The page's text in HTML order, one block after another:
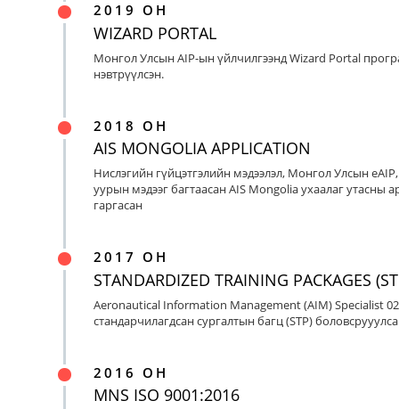
2019 ОН
WIZARD PORTAL
Монгол Улсын AIP-ын үйлчилгээнд Wizard Portal
нэвтрүүлсэн.
2018 ОН
AIS MONGOLIA APPLICATION
Нислэгийн гүйцэтгэлийн мэдээлэл, Монгол Улсын
уурын мэдээг багтаасан AIS Mongolia ухаалаг утасны
гаргасан
2017 ОН
STANDARDIZED TRAINING PACKAGES
Aeronautical Information Management (AIM) Specialist
стандарчилагдсан сургалтын багц (STP)
2016 ОН
MNS ISO 9001:2016